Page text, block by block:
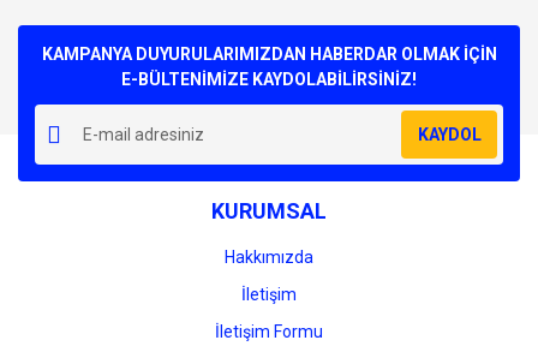
Yorum Yaz
kullanarak tarafımıza iletebilirsiniz.
Görüş ve önerileriniz için teşekkür ederiz.
Ürün resmi kalitesiz, bozuk veya görüntülenemiyor.
Ürün açıklamasında eksik bilgiler bulunuyor.
Ürün bilgilerinde hatalar bulunuyor.
Ürün fiyatı diğer sitelerden daha pahalı.
KAMPANYA DUYURULARIMIZDAN HABERDAR OLMAK İÇİN
E-BÜLTENİMİZE KAYDOLABİLİRSİNİZ!
KAYDOL
KURUMSAL
Hakkımızda
İletişim
İletişim Formu